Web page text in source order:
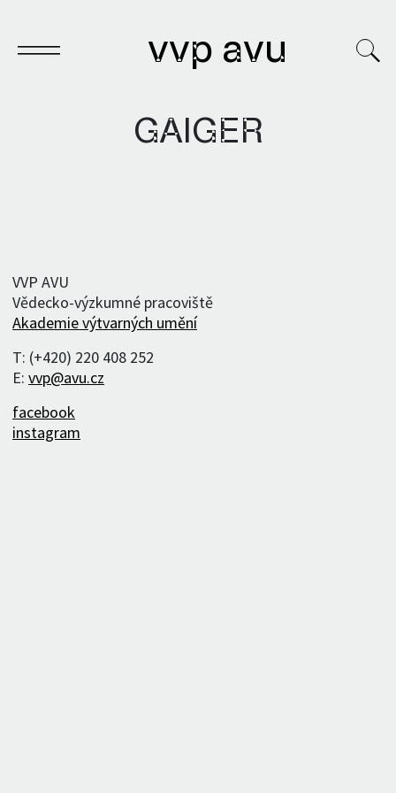
vvp avu
Archivy
VVP
GAIGER
VVP AVU
Vědecko-výzkumné pracoviště
Akademie výtvarných umění
T: (+420) 220 408 252
E: vvp@avu.cz
facebook
instagram